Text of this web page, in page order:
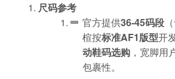
尺码参考
官方提供36-45码段
楦按标准AF1版型开
动鞋码选购 ，宽脚用
包裹性。